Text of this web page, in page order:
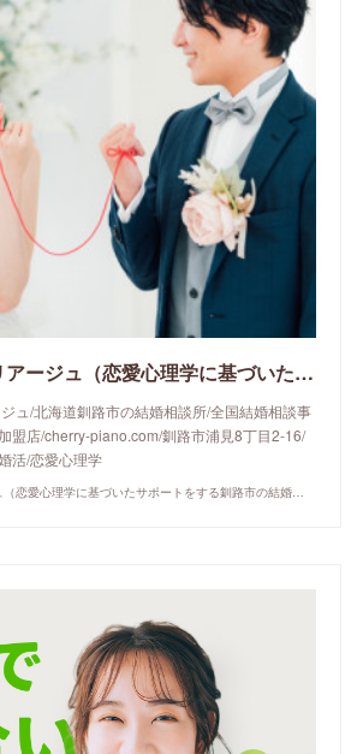
ショパン・マリアージュ（恋愛心理学に基づいたサポートをする釧路市の結婚相談所）/ 全国結婚相談事業者連盟正規加盟店 / cherry-piano.com
ュ/北海道釧路市の結婚相談所/全国結婚相談事
盟店/cherry-piano.com/釧路市浦見8丁目2-16/
活/恋愛心理学
ショパン・マリアージュ（恋愛心理学に基づいたサポートをする釧路市の結婚相談所）/ 全国結婚相談事業者連盟正規加盟店 / cherry-piano.com